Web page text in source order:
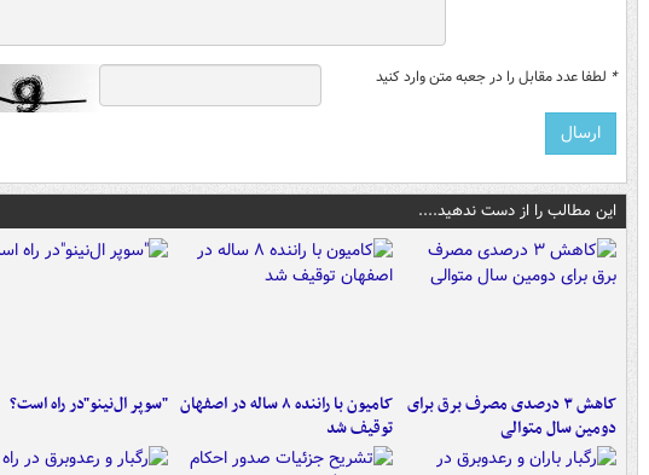
* لطفا عدد مقابل را در جعبه متن وارد کنید
این مطالب را از دست ندهید....
کاهش ۳ درصدی مصرف برق برای
دومین سال متوالی
کامیون با راننده ۸ ساله در اصفهان
توقیف شد
"سوپر ال‌نینو"در راه است؟